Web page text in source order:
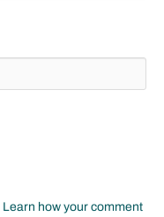
Learn how your comment